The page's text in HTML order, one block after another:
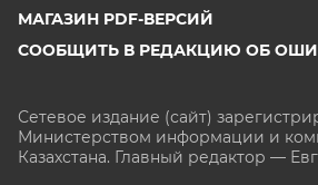
МАГАЗИН PDF-ВЕРСИЙ
СООБЩИТЬ В РЕДАКЦИЮ ОБ
Сетевое издание (сайт)
Министерством информации и
Казахстана. Главный редактор —